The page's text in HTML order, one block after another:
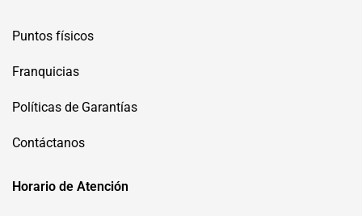
Puntos físicos
Franquicias
Políticas de Garantías
Contáctanos
Horario de Atención